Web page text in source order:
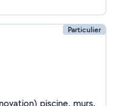
Particulier